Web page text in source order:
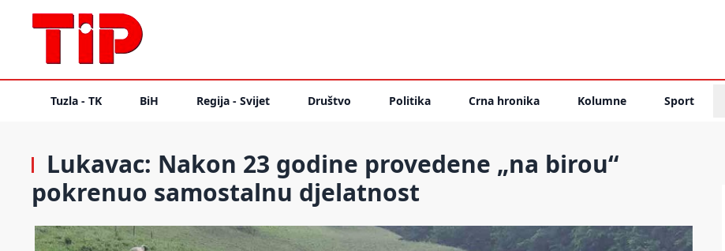
Tuzla - TK BiH Regija - Svijet Društvo Politika Crna hronika Kolumne Sport
Lukavac: Nakon 23 godine provedene „na birou“
pokrenuo samostalnu djelatnost